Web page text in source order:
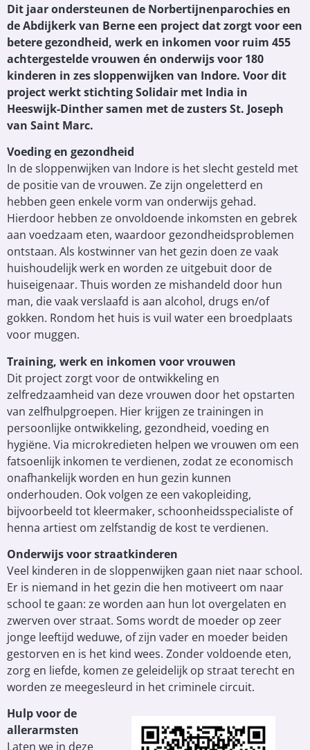
Dit jaar ondersteunen de Norbertijnenparochies en
de Abdijkerk van Berne een project dat zorgt voor een
betere gezondheid, werk en inkomen voor ruim 455
achtergestelde vrouwen én onderwijs voor 180
kinderen in zes sloppenwijken van Indore. Voor dit
project werkt stichting Solidair met India in
Heeswijk-Dinther samen met de zusters St. Joseph
van Saint Marc.
Voeding en gezondheid
In de sloppenwijken van Indore is het slecht gesteld met
de positie van de vrouwen. Ze zijn ongeletterd en
hebben geen enkele vorm van onderwijs gehad.
Hierdoor hebben ze onvoldoende inkomsten en gebrek
aan voedzaam eten, waardoor gezondheidsproblemen
ontstaan. Als kostwinner van het gezin doen ze vaak
huishoudelijk werk en worden ze uitgebuit door de
huiseigenaar. Thuis worden ze mishandeld door hun
man, die vaak verslaafd is aan alcohol, drugs en/of
gokken. Rondom het huis is vuil water een broedplaats
voor muggen.
Training, werk en inkomen voor vrouwen
Dit project zorgt voor de ontwikkeling en
zelfredzaamheid van deze vrouwen door het opstarten
van zelfhulpgroepen. Hier krijgen ze trainingen in
persoonlijke ontwikkeling, gezondheid, voeding en
hygiëne. Via microkredieten helpen we vrouwen om een
fatsoenlijk inkomen te verdienen, zodat ze economisch
onafhankelijk worden en hun gezin kunnen
onderhouden. Ook volgen ze een vakopleiding,
bijvoorbeeld tot kleermaker, schoonheidsspecialiste of
henna artiest om zelfstandig de kost te verdienen.
Onderwijs voor straatkinderen
Veel kinderen in de sloppenwijken gaan niet naar school.
Er is niemand in het gezin die hen motiveert om naar
school te gaan: ze worden aan hun lot overgelaten en
zwerven over straat. Soms wordt de moeder op zeer
jonge leeftijd weduwe, of zijn vader en moeder beiden
gestorven en is het kind wees. Zonder voldoende eten,
zorg en liefde, komen ze geleidelijk op straat terecht en
worden ze meegesleurd in het criminele circuit.
Hulp voor de
allerarmsten
Laten we in deze